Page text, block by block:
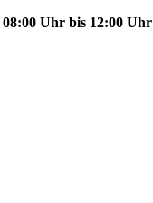
08:00 Uhr bis 12:00 Uhr